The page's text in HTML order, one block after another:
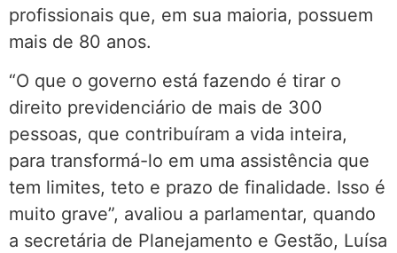
profissionais que, em sua maioria, possuem
mais de 80 anos.
“O que o governo está fazendo é tirar o
direito previdenciário de mais de 300
pessoas, que contribuíram a vida inteira,
para transformá-lo em uma assistência que
tem limites, teto e prazo de finalidade. Isso é
muito grave”, avaliou a parlamentar, quando
a secretária de Planejamento e Gestão, Luísa